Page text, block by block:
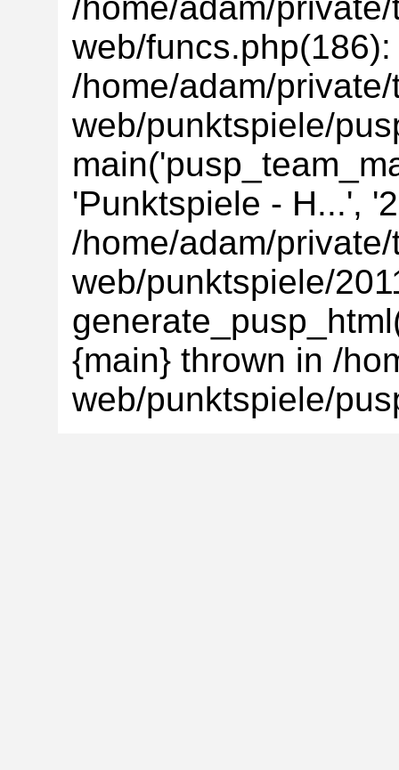
web/
/home/adam/
web/punktspiele/
'Punktspiele - H...',
/home/adam/
web/punktspiele/
{main} thrown in /
web/punktspiele/